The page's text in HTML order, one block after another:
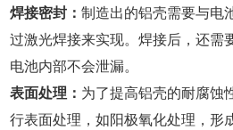
焊接密封：制造出的铝壳需要与电
过激光焊接来实现。焊接后，还需
电池内部不会泄漏。
表面处理： 为了提高铝壳的耐腐蚀
行表面处理，如阳极氧化处理，形